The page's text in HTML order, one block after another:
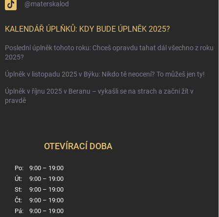
@materskalod
KALENDÁŘ ÚPLŇKŮ: KDY BUDE ÚPLNĚK 2025?
Poslední úplněk tohoto roku: Chceš opravdu tahat dál všechno z roku
2025?
Úplněk v listopadu 2025 v Býku: Nikdo tě neocení? To můžeš jen ty!
Úplněk v říjnu 2025 v Beranu – vykašli se na strach a začni žít v
pravdě
OTEVÍRACÍ DOBA
Po:
9:00 – 19:00
Út:
9:00 – 19:00
St:
9:00 – 19:00
Čt:
9:00 – 19:00
Pá:
9:00 – 19:00